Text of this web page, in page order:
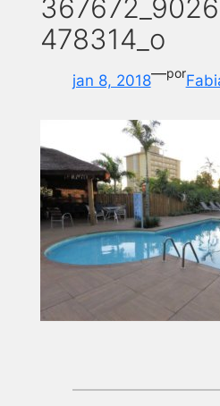
478314_o
jan 8, 2018—por